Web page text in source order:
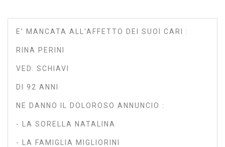
E' MANCATA ALL'AFFETTO DEI SUOI CARI :
RINA PERINI
VED. SCHIAVI
DI 92 ANNI
NE DANNO IL DOLOROSO ANNUNCIO :
- LA SORELLA NATALINA
- LA FAMIGLIA MIGLIORINI